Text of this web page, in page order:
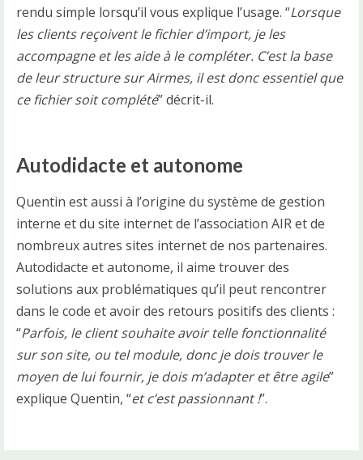
rendu simple lorsqu’il vous explique l’usage. “Lorsque
les clients reçoivent le fichier d’import, je les
accompagne et les aide à le compléter. C’est la base
de leur structure sur Airmes, il est donc essentiel que
ce fichier soit complété” décrit-il.
Autodidacte et autonome
Quentin est aussi à l’origine du système de gestion
interne et du site internet de l’association AIR et de
nombreux autres sites internet de nos partenaires.
Autodidacte et autonome, il aime trouver des
solutions aux problématiques qu’il peut rencontrer
dans le code et avoir des retours positifs des clients :
“Parfois, le client souhaite avoir telle fonctionnalité
sur son site, ou tel module, donc je dois trouver le
moyen de lui fournir, je dois m’adapter et être agile”
explique Quentin, “et c’est passionnant !”.